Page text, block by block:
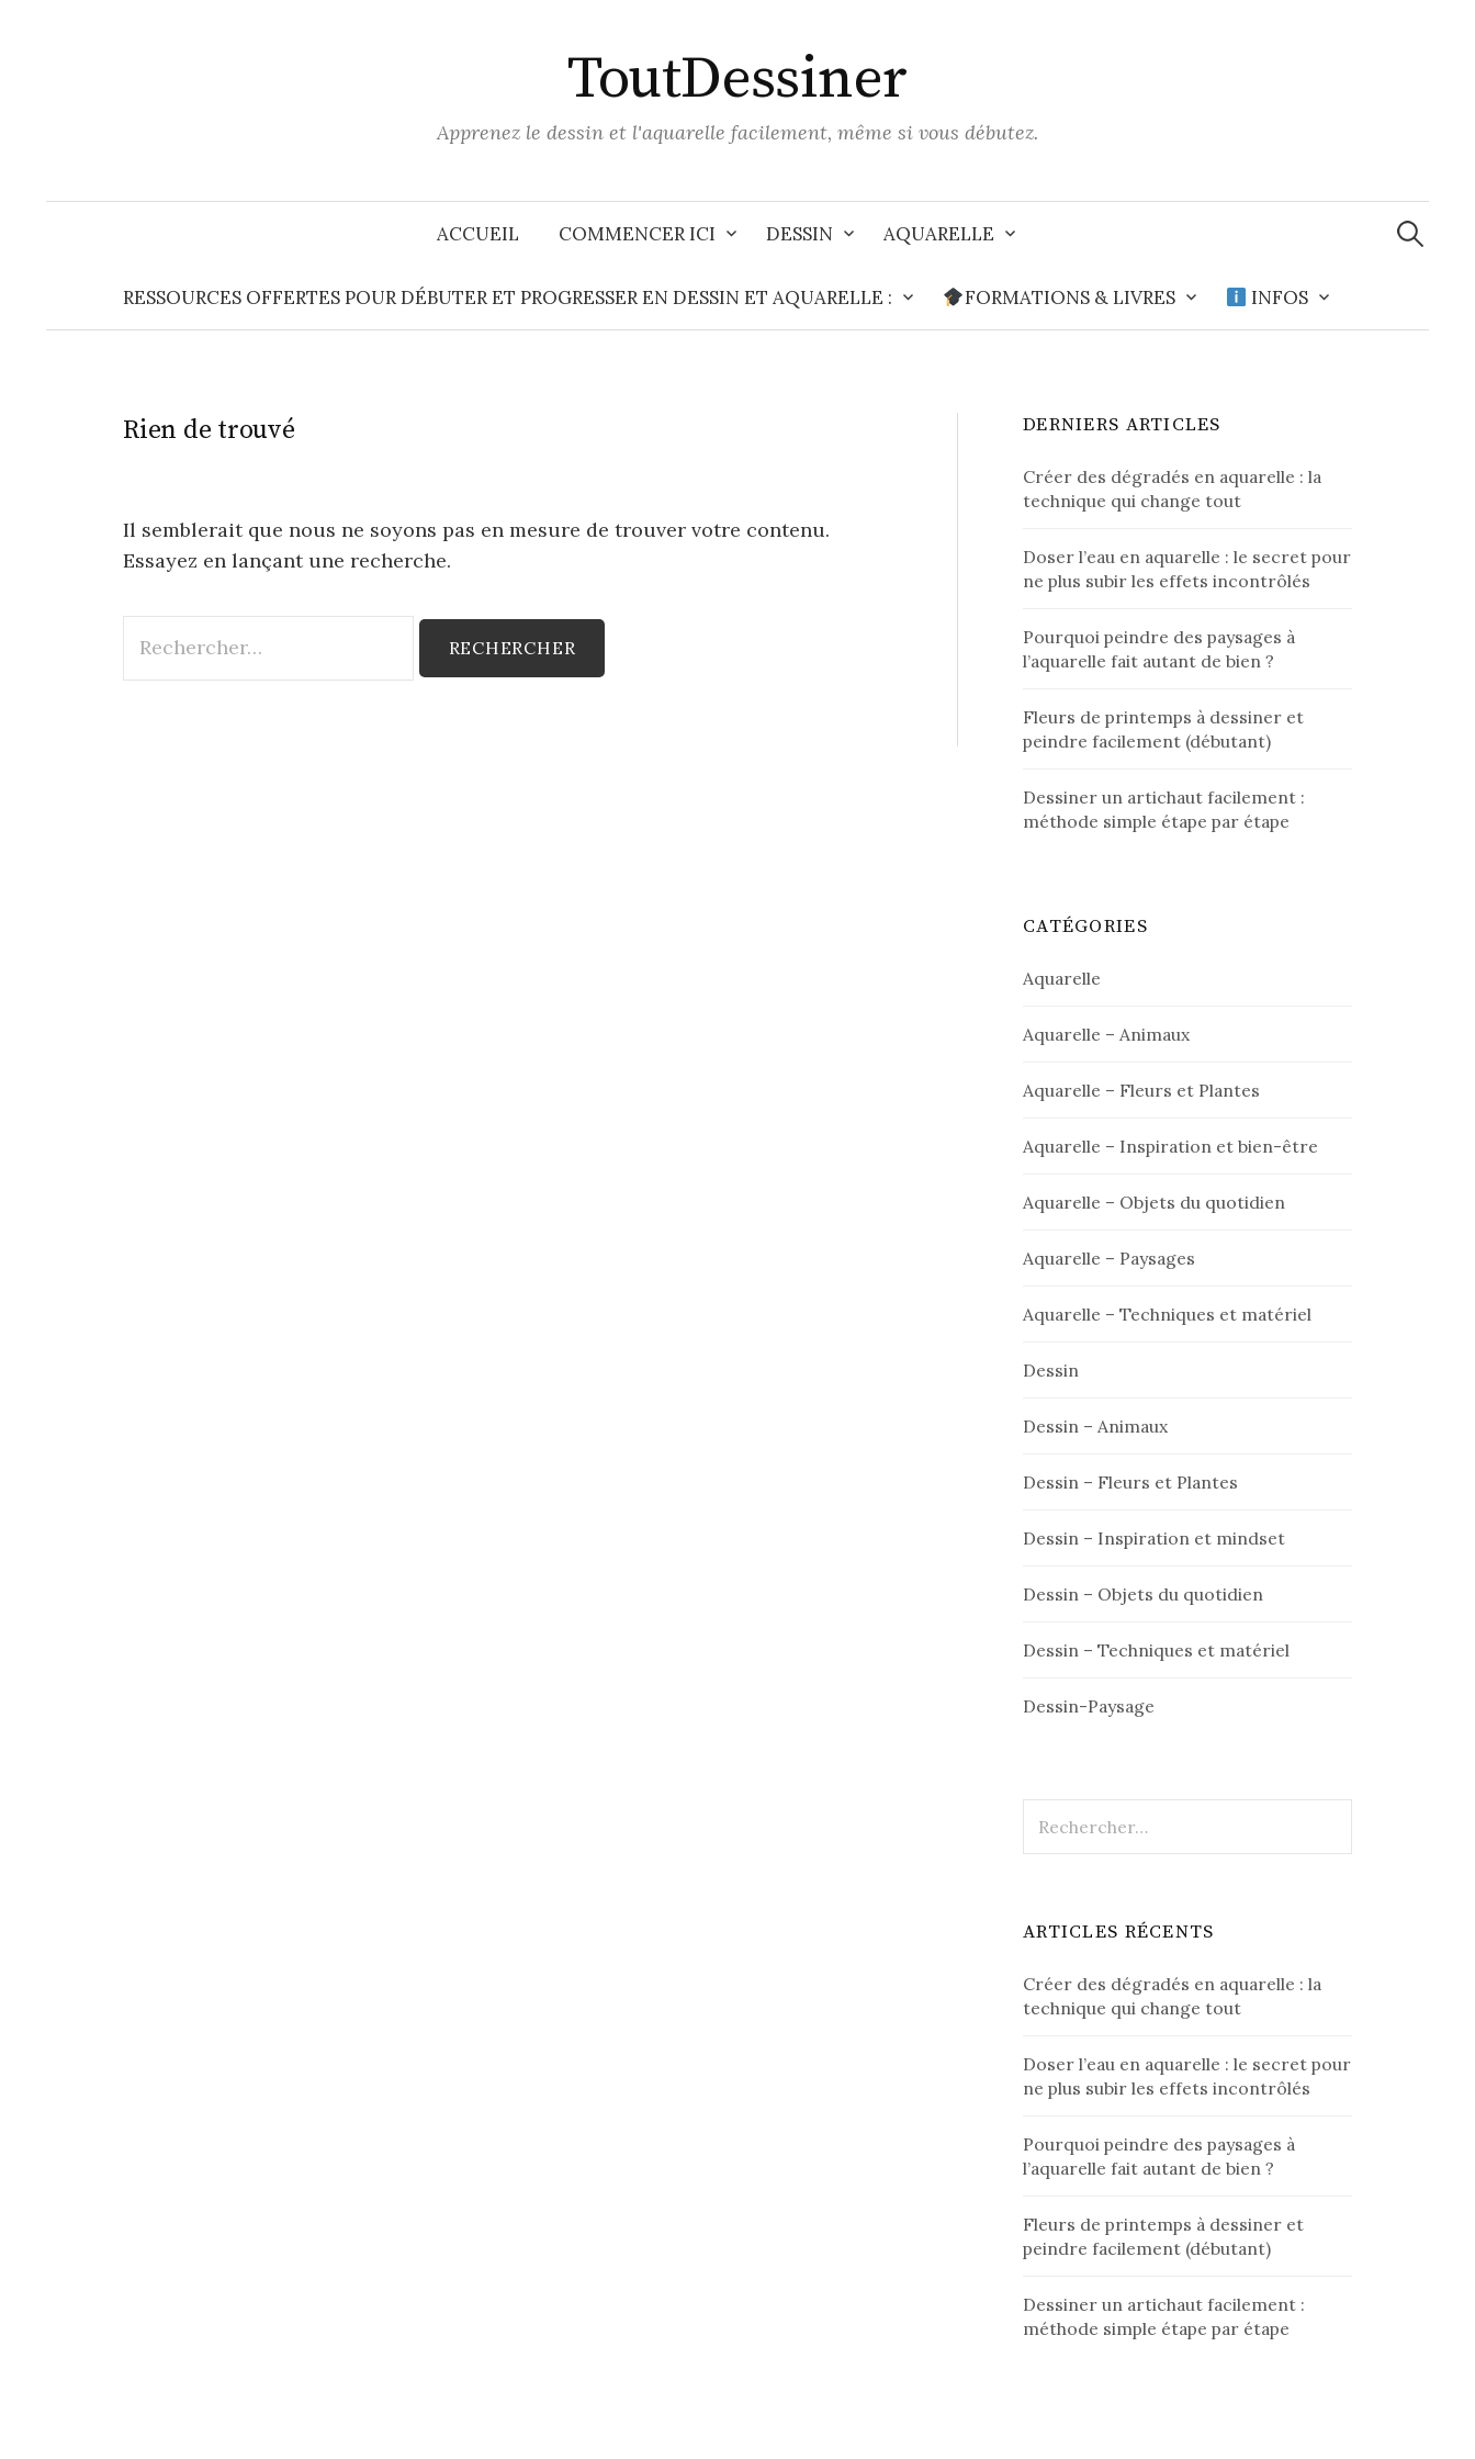
ToutDessiner
Apprenez le dessin et l'aquarelle facilement, même si vous débutez.
ACCUEIL COMMENCER ICI DESSIN AQUARELLE
RESSOURCES OFFERTES POUR DÉBUTER ET PROGRESSER EN DESSIN ET AQUARELLE : FORMATIONS & LIVRES INFOS
Rien de trouvé
Il semblerait que nous ne soyons pas en mesure de trouver votre contenu.
Essayez en lançant une recherche.
Rechercher :
DERNIERS ARTICLES
Créer des dégradés en aquarelle : la
technique qui change tout
Doser l’eau en aquarelle : le secret pour
ne plus subir les effets incontrôlés
Pourquoi peindre des paysages à
l’aquarelle fait autant de bien ?
Fleurs de printemps à dessiner et
peindre facilement (débutant)
Dessiner un artichaut facilement :
méthode simple étape par étape
CATÉGORIES
Aquarelle
Aquarelle – Animaux
Aquarelle – Fleurs et Plantes
Aquarelle – Inspiration et bien-être
Aquarelle – Objets du quotidien
Aquarelle – Paysages
Aquarelle – Techniques et matériel
Dessin
Dessin – Animaux
Dessin – Fleurs et Plantes
Dessin – Inspiration et mindset
Dessin – Objets du quotidien
Dessin – Techniques et matériel
Dessin-Paysage
ARTICLES RÉCENTS
Créer des dégradés en aquarelle : la
technique qui change tout
Doser l’eau en aquarelle : le secret pour
ne plus subir les effets incontrôlés
Pourquoi peindre des paysages à
l’aquarelle fait autant de bien ?
Fleurs de printemps à dessiner et
peindre facilement (débutant)
Dessiner un artichaut facilement :
méthode simple étape par étape